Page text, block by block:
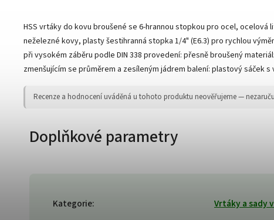
HSS vrtáky do kovu broušené se 6-hrannou stopkou pro ocel, ocelová
neželezné kovy, plasty šestihranná stopka 1/4" (E6.3) pro rychlou
při vysokém záběru podle DIN 338 provedení: přesně broušený
zmenšujícím se průměrem a zesíleným jádrem balení: plastový sáček s
Recenze a hodnocení uváděná u tohoto produktu neověřujeme —
Doplňkové parametry
Kategorie: Vrtáky a sady